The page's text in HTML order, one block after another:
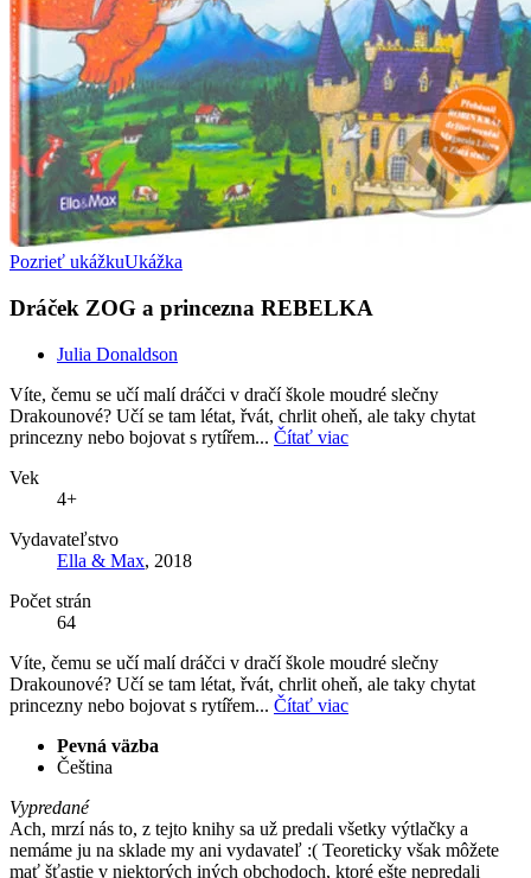
Pozrieť ukážkuUkážka
Dráček ZOG a princezna REBELKA
Julia Donaldson
Víte, čemu se učí malí dráčci v dračí škole moudré slečny
Drakounové? Učí se tam létat, řvát, chrlit oheň, ale taky chytat
princezny nebo bojovat s rytířem... Čítať viac
Vek
4+
Vydavateľstvo
Ella & Max, 2018
Počet strán
64
Víte, čemu se učí malí dráčci v dračí škole moudré slečny
Drakounové? Učí se tam létat, řvát, chrlit oheň, ale taky chytat
princezny nebo bojovat s rytířem... Čítať viac
Pevná väzba
Čeština
Vypredané
Ach, mrzí nás to, z tejto knihy sa už predali všetky výtlačky a
nemáme ju na sklade my ani vydavateľ :( Teoreticky však môžete
mať šťastie v niektorých iných obchodoch, ktoré ešte nepredali